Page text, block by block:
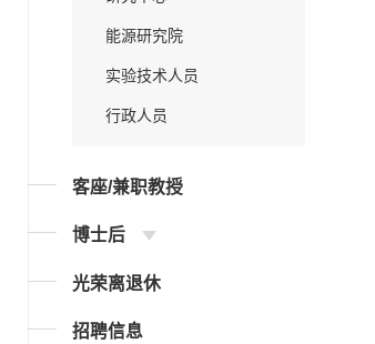
能源研究院
实验技术人员
行政人员
客座/兼职教授
博士后
光荣离退休
招聘信息